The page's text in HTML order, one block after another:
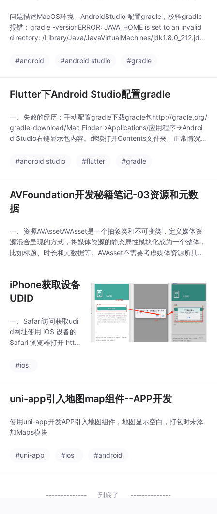
问题描述MacOS环境，AndroidStudio 配置gradle，校验gradle
报错：gradle -versionERROR: JAVA_HOME is set to an invalid
directory: /Library/Java/JavaVirtualMachines/jdk1.8.0_212.jdk/
#android
#android studio #gradle
Flutter下Android Studio配置gradle
一、失败的经历：手动配置gradle下载gradle包http://gradle.org/
gradle-download/Mac Finder->Applications/应用程序->Androi
d Studio右键显示包内容。继续打开Contents文件夹，正常情况下
下。如果Contents文件夹下没有gradl...
#android studio #flutter #gradle
AVFoundation开发秘籍笔记-03资源和元数
据
一、资源AVAssetAVAsset是一个抽象类和不可变类，定义媒体资
源混合呈现的方式，将媒体资源的静态属性模块化成为一个整体，
比如标题、时长和元数据等。AVAsset不需要考虑媒体资源所具有
Asset本身不是媒体资源，但他可以作为时基媒体的容器，由一个
或多个带有描述自...
iPhone获取设备
UDID
一、Safari访问获取udi
d网址使用 iOS 设备的
Safari 浏览器打开 htt
ort.com/udid或扫描右
取UDID”三、手机配置
打开“设置” -> “通用”
四、安装证书点开证书
之后五、获取UDID安装
证书之后，切换到Safar
制，到微信发送即
#ios
uni-app引入地图map组件--APP开发
使用uni-app开发APP引入地图组件，地图显示空白，打包时未添
加Maps模块
#uni-app #ios #android
到底了